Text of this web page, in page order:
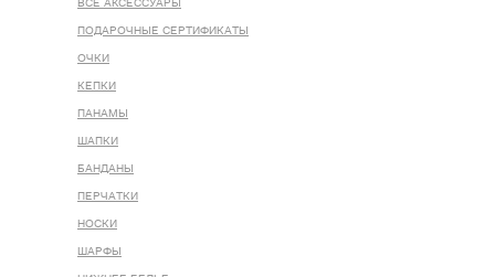
ВСЕ AКСЕССУАРЫ
ПОДАРОЧНЫЕ СЕРТИФИКАТЫ
ОЧКИ
КЕПКИ
ПАНАМЫ
ШАПКИ
БАНДАНЫ
ПЕРЧАТКИ
НОСКИ
ШАРФЫ